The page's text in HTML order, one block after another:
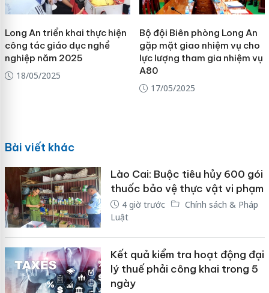
Long An triển khai thực hiện
công tác giáo dục nghề
nghiệp năm 2025
18/05/2025
Bộ đội Biên phòng Long An
gặp mặt giao nhiệm vụ cho
lực lượng tham gia nhiệm vụ
A80
17/05/2025
Bài viết khác
Lào Cai: Buộc tiêu hủy 600 gói
thuốc bảo vệ thực vật vi phạm
4 giờ trước
Chính sách & Pháp
Luật
Kết quả kiểm tra hoạt động đại
lý thuế phải công khai trong 5
ngày